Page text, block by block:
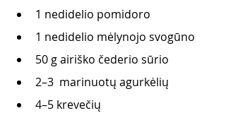
1 nedidelio pomidoro
1 nedidelio mėlynojo svogūno
50 g airiško čederio sūrio
2–3  marinuotų agurkėlių
4–5 krevečių